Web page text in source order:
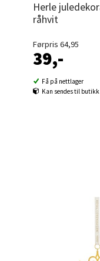
Herle juledekorasjon 6 cm
råhvit
Førpris 64,95
39,-
Få på nettlager
Kan sendes til butikk